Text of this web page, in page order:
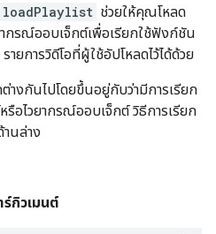
loadPlaylist ช่วยให้คุณโหลด
ากรณ์ออบเจ็กต์เพื่อเรียกใช้ฟังก์ชัน
ยการวิดีโอที่ผู้ใช้อัปโหลดไว้ได้ด้วย
างกันไปโดยขึ้นอยู่กับว่ามีการเรียก
รือไวยากรณ์ออบเจ็กต์ วิธีการเรียก
นล่าง
กิวเมนต์